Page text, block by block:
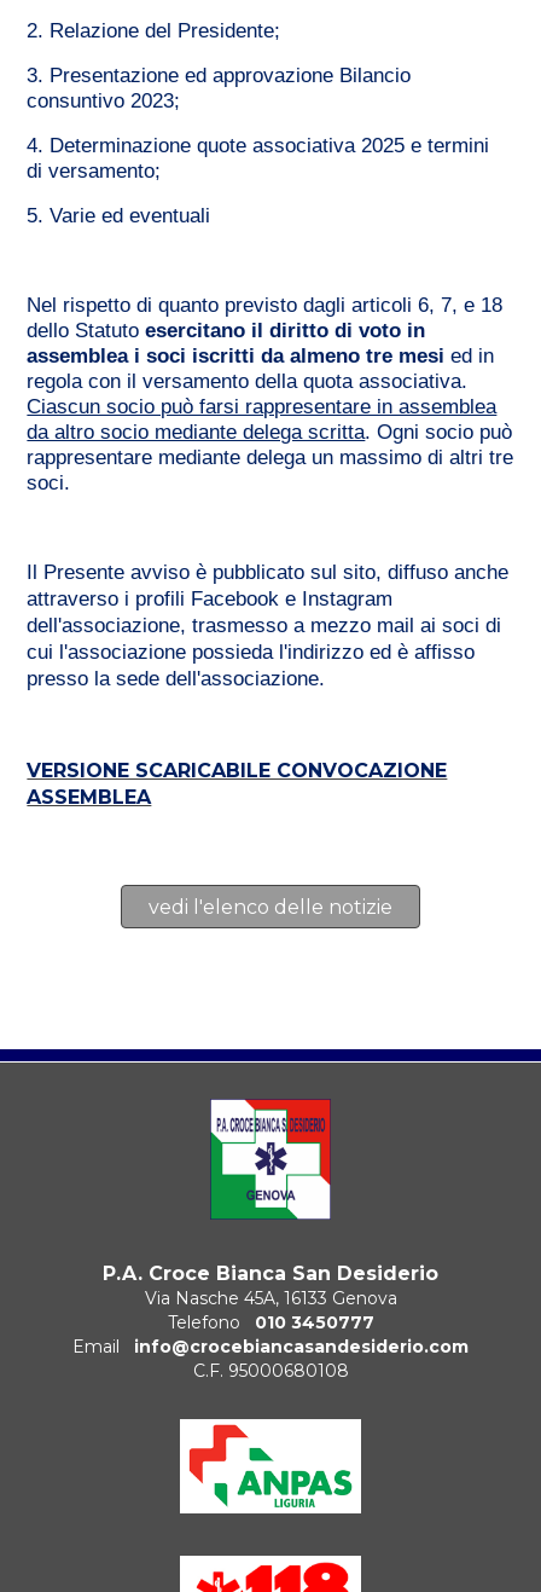
2. Relazione del Presidente;
3. Presentazione ed approvazione Bilancio
consuntivo 2023;
4. Determinazione quote associativa 2025 e termini
diversamento;
5. Varie ed eventuali
Nel rispetto di quanto previsto dagli articoli 6, 7, e 18
dello Statutoesercitano il diritto di voto in
assemblea i soci iscritti da almeno tre mesied in
regola con il versamento della quota associativa.
Ciascun socio può farsi rappresentare in assemblea
da altro socio mediante delega scritta. Ogni socio può
rappresentare mediante delega un massimo di altri tre
soci.
Il Presente avviso è pubblicato sul sito, diffuso anche
attraverso i profili Facebook e Instagram
dell'associazione, trasmesso a mezzo mail ai soci di
cui l'associazione possieda l'indirizzo ed è affisso
presso la sede dell'associazione.
VERSIONE SCARICABILE CONVOCAZIONE
ASSEMBLEA
vedi l'elenco delle notizie
P.A. Croce Bianca San Desiderio
Via Nasche 45A, 16133 Genova
Telefono 010 3450777
Email info@crocebiancasandesiderio.com
C.F. 95000680108